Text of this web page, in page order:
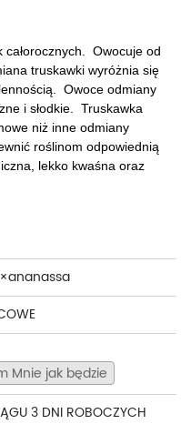
Owocuje od
truskawki wyróżnia się
Owoce odmiany
i słodkie. Truskawka
niż inne odmiany
roślinom odpowiednią
lekko kwaśna oraz
Mnie jak będzie
3 DNI ROBOCZYCH